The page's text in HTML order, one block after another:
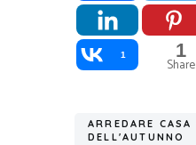
1 1
Share
ARREDARE
DELL'AUTUNNO